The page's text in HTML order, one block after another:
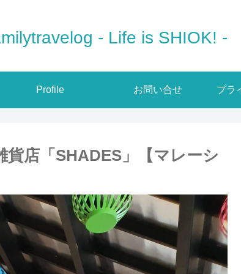
- Life is SHIOK! -
Profile お問い合せ プラ
店「SHADES」【マレーシ